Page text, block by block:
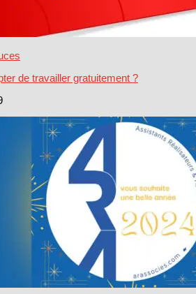
de travailler gratuitement ?